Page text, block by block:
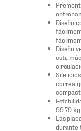
Diseño
Diseño
esta
correa
99.79
Las
durante